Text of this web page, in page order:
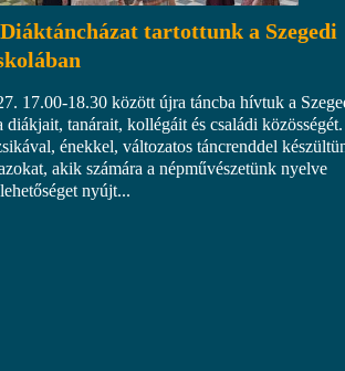
tartottunk a Szegedi
17.00-18.30 között újra táncba hívtuk a
diákjait, tanárait, kollégáit és családi közösségét.
énekkel, változatos táncrenddel
akik számára a népművészetünk nyelve
nyújt...